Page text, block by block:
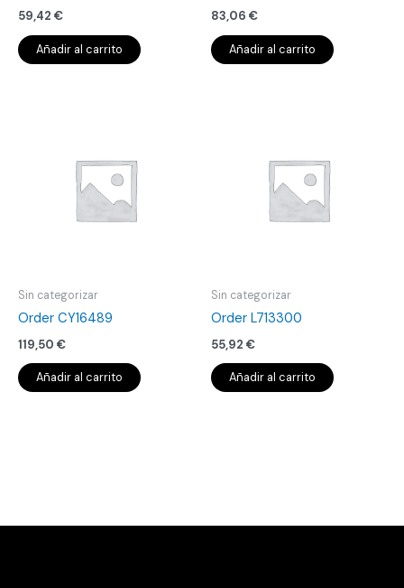
59,42 €
Añadir al carrito
83,06 €
Añadir al carrito
Sin categorizar
Order CY16489
119,50 €
Añadir al carrito
Sin categorizar
Order L713300
55,92 €
Añadir al carrito